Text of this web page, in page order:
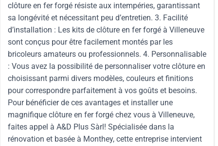
clôture en fer forgé résiste aux intempéries, garantissant
sa longévité et nécessitant peu d’entretien. 3. Facilité
d’installation : Les kits de clôture en fer forgé à Villeneuve
sont conçus pour être facilement montés par les
bricoleurs amateurs ou professionnels. 4. Personnalisable
: Vous avez la possibilité de personnaliser votre clôture en
choisissant parmi divers modèles, couleurs et finitions
pour correspondre parfaitement à vos goûts et besoins.
Pour bénéficier de ces avantages et installer une
magnifique clôture en fer forgé chez vous à Villeneuve,
faites appel à A&D Plus Sàrl! Spécialisée dans la
rénovation et basée à Monthey, cette entreprise intervient